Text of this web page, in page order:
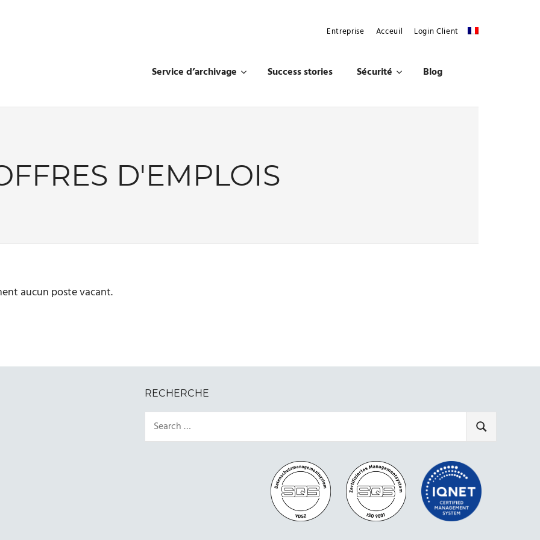
Entreprise Acceuil Login Client
Service d’archivage Success stories Sécurité Blog
D'EMPLOIS
aucun poste vacant.
RECHERCHE
for:
SEARCH